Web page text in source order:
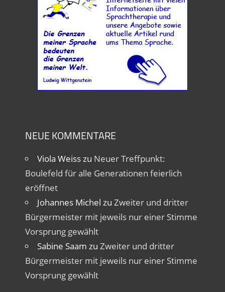
NEUE KOMMENTARE
Viola Weisszu Neuer Treffpunkt:
Boulefeld für alle Generationen feierlich
eröffnet
Johannes Michel zu Zweiter und dritter
Bürgermeister mit jeweils nur einer Stimme
Vorsprung gewählt
Sabine Saam zu Zweiter und dritter
Bürgermeister mit jeweils nur einer Stimme
Vorsprung gewählt